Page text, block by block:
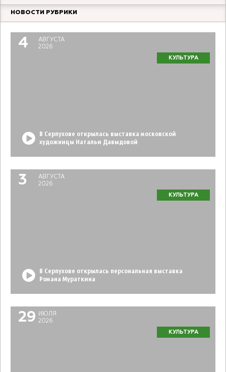
НОВОСТИ РУБРИКИ
4
АВГУСТА
2026
КУЛЬТУРА
В Серпухове открылась выставка московской
художницы Натальи Давыдовой
3
АВГУСТА
2026
КУЛЬТУРА
В Серпухове открылась персональная выставка
Романа Мураткина
29
ИЮЛЯ
2026
КУЛЬТУРА